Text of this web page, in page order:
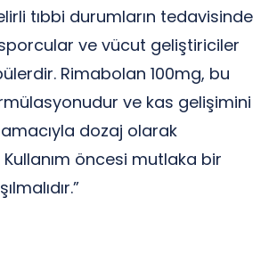
tıbbi durumların tedavisinde
ve vücut geliştiriciler
Rimabolan 100mg, bu
ve kas gelişimini
dozaj olarak
öncesi mutlaka bir